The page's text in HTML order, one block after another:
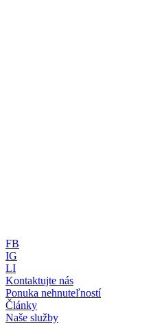
FB
IG
LI
Kontaktujte nás
Ponuka nehnuteľností
Články
Naše služby